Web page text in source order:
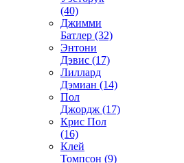
(40)
Джимми
Батлер (32)
Энтони
Дэвис (17)
Лиллард
Дэмиан (14)
Пол
Джордж (17)
Крис Пол
(16)
Клей
Томпсон (9)